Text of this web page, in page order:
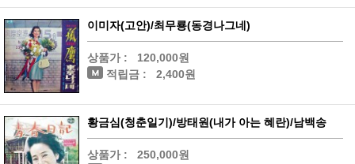
이미자(고안)/최무룡(동경나그네)
상품가 :
120,000원
적립금 :
2,400원
황금심(청춘일기)/방태원(내가 아는 혜란)/남백송
상품가 :
250,000원